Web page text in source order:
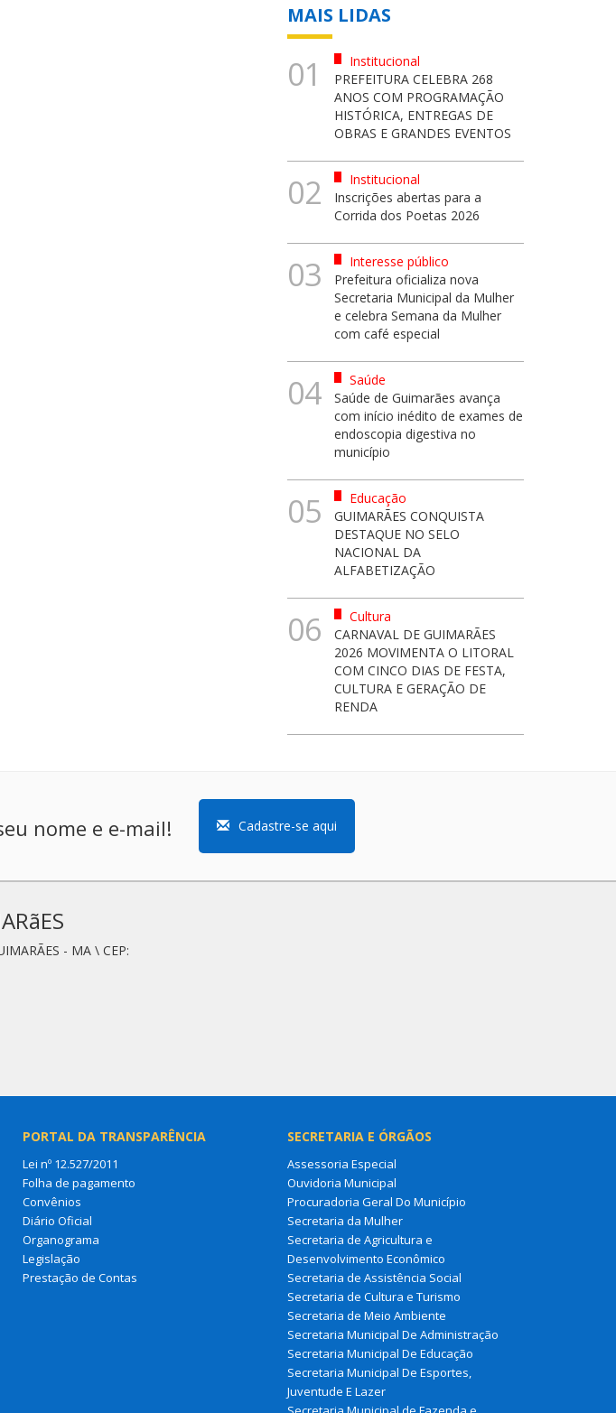
MAIS LIDAS
01
Institucional
PREFEITURA CELEBRA 268
ANOS COM PROGRAMAÇÃO
HISTÓRICA, ENTREGAS DE
OBRAS E GRANDES EVENTOS
02
Institucional
Inscrições abertas para a
Corrida dos Poetas 2026
03
Interesse público
Prefeitura oficializa nova
Secretaria Municipal da Mulher
e celebra Semana da Mulher
com café especial
04
Saúde
Saúde de Guimarães avança
com início inédito de exames de
endoscopia digestiva no
município
05
Educação
GUIMARÃES CONQUISTA
DESTAQUE NO SELO
NACIONAL DA
ALFABETIZAÇÃO
06
Cultura
CARNAVAL DE GUIMARÃES
2026 MOVIMENTA O LITORAL
COM CINCO DIAS DE FESTA,
CULTURA E GERAÇÃO DE
RENDA
nome e e-mail! Cadastre-se aqui
- MA \ CEP:
PORTAL DA TRANSPARÊNCIA
Lei nº 12.527/2011
Folha de pagamento
Convênios
Diário Oficial
Organograma
Legislação
Prestação de Contas
SECRETARIA E ÓRGÃOS
Assessoria Especial
Ouvidoria Municipal
Procuradoria Geral Do Município
Secretaria da Mulher
Secretaria de Agricultura e
Desenvolvimento Econômico
Secretaria de Assistência Social
Secretaria de Cultura e Turismo
Secretaria de Meio Ambiente
Secretaria Municipal De Administração
Secretaria Municipal De Educação
Secretaria Municipal De Esportes,
Juventude E Lazer